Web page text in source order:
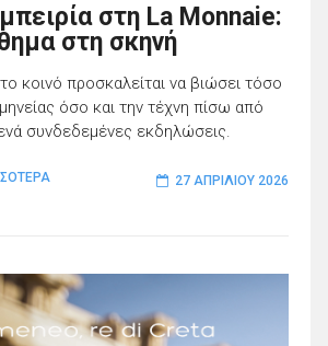
στη La Monnaie:
στη σκηνή
κοινό προσκαλείται να βιώσει τόσο
όσο και την τέχνη πίσω από
συνδεδεμένες εκδηλώσεις.
27 ΑΠΡΙΛΊΟΥ 2026